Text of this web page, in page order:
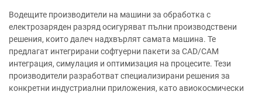
Водещите производители на машини за обработка с
електрозаряден разряд осигуряват пълни производствени
решения, които далеч надхвърлят самата машина. Те
предлагат интегрирани софтуерни пакети за CAD/CAM
интеграция, симулация и оптимизация на процесите. Тези
производители разработват специализирани решения за
конкретни индустриални приложения, като авиокосмически